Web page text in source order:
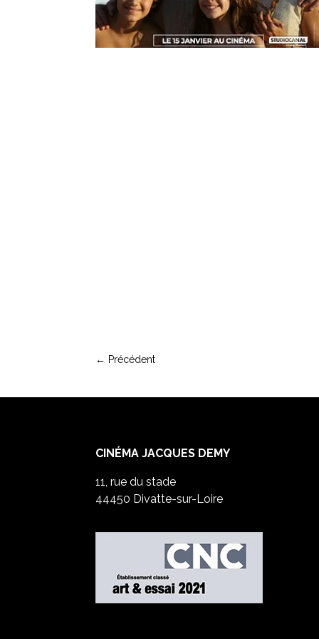
← Précédent
CINÉMA JACQUES DEMY
11, rue du stade
44450 Divatte-sur-Loire